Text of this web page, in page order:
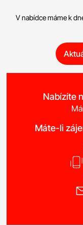
V nabídce máme k
Nabízíte
Máte-li